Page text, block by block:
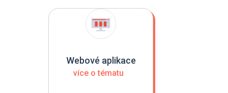
Webové aplikace
více o tématu